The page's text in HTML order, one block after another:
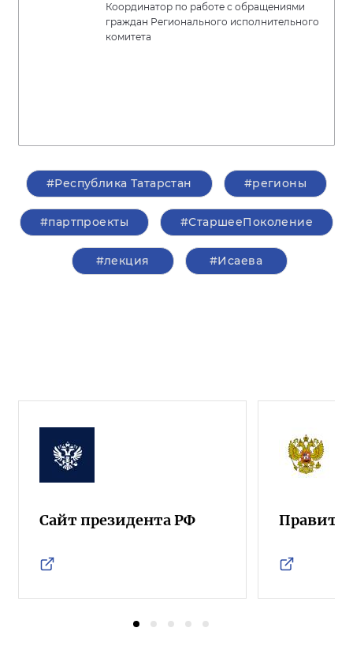
Координатор по работе с обращениями
граждан Регионального исполнительного
комитета
#Республика Татарстан #регионы
#партпроекты #СтаршееПоколение
#лекция #Исаева
Сайт президента РФ